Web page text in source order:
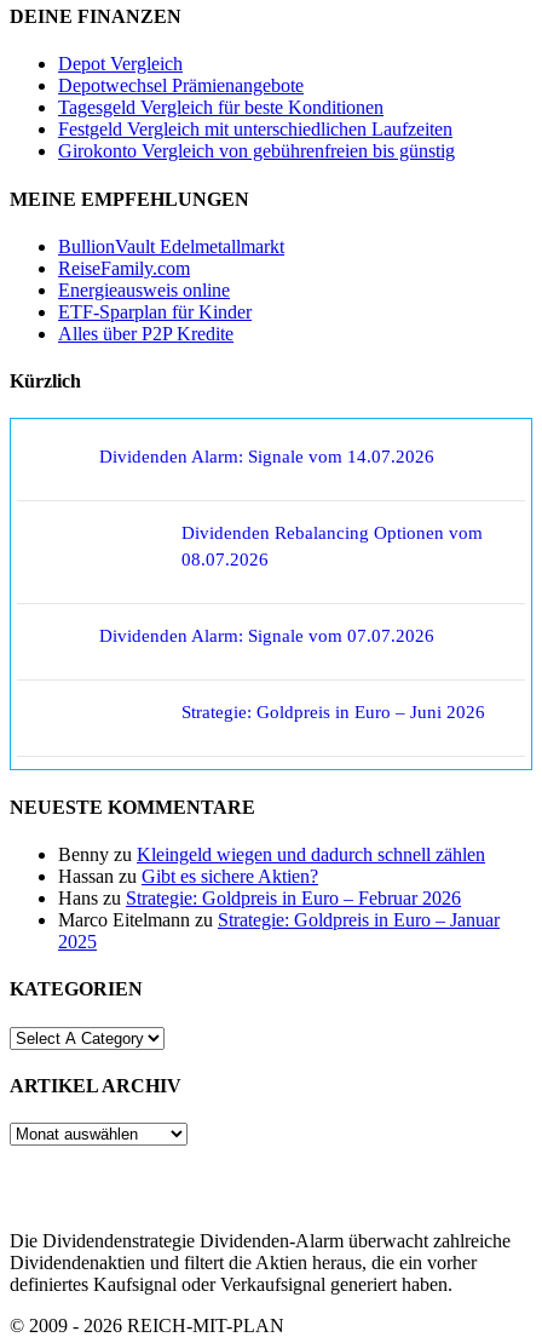
DEINE FINANZEN
Depot Vergleich
Depotwechsel Prämienangebote
Tagesgeld Vergleich für beste Konditionen
Festgeld Vergleich mit unterschiedlichen Laufzeiten
Girokonto Vergleich von gebührenfreien bis günstig
MEINE EMPFEHLUNGEN
BullionVault Edelmetallmarkt
ReiseFamily.com
Energieausweis online
ETF-Sparplan für Kinder
Alles über P2P Kredite
Kürzlich
Dividenden Alarm: Signale vom 14.07.2026
Dividenden Rebalancing Optionen vom
08.07.2026
Dividenden Alarm: Signale vom 07.07.2026
Strategie: Goldpreis in Euro – Juni 2026
NEUESTE KOMMENTARE
Benny zu Kleingeld wiegen und dadurch schnell zählen
Hassan zu Gibt es sichere Aktien?
Hans zu Strategie: Goldpreis in Euro – Februar 2026
Marco Eitelmann zu Strategie: Goldpreis in Euro – Januar
2025
KATEGORIEN
ARTIKEL ARCHIV
ARTIKEL
Die Dividendenstrategie Dividenden-Alarm überwacht zahlreiche
Dividendenaktien und filtert die Aktien heraus, die ein vorher
definiertes Kaufsignal oder Verkaufsignal generiert haben.
© 2009 - 2026 REICH-MIT-PLAN